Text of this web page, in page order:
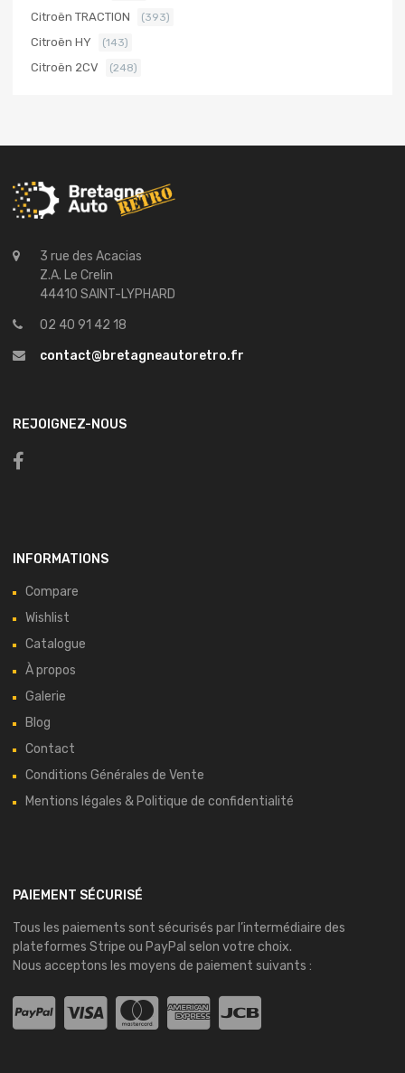
Citroën TRACTION (393)
Citroën HY (143)
Citroën 2CV (248)
3 rue des Acacias
Z.A. Le Crelin
44410 SAINT-LYPHARD
02 40 91 42 18
contact@bretagneautoretro.fr
REJOIGNEZ-NOUS
INFORMATIONS
Compare
Wishlist
Catalogue
À propos
Galerie
Blog
Contact
Conditions Générales de Vente
Mentions légales & Politique de confidentialité
PAIEMENT SÉCURISÉ
Tous les paiements sont sécurisés par l’intermédiaire des
plateformes Stripe ou PayPal selon votre choix.
Nous acceptons les moyens de paiement suivants :